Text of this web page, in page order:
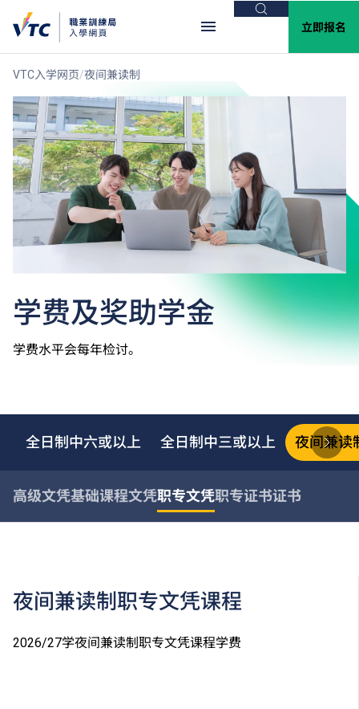
搜索
立即报名
VTC入学网页 夜间兼读制
学费及奖助学金
学费水平会每年检讨。
全日制中六或以上 全日制中三或以上 夜间兼读
高级文凭基础课程文凭职专文凭职专证书证书
夜间兼读制职专文凭课程
2026/27学夜间兼读制职专文凭课程学费